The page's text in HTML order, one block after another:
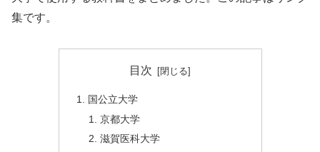
集です。
目次
国公立大学
京都大学
滋賀医科大学